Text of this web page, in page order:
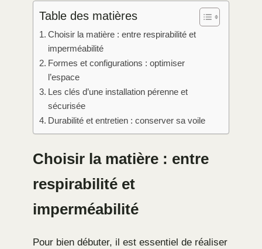
Table des matières
Choisir la matière : entre respirabilité et
imperméabilité
Formes et configurations : optimiser
l’espace
Les clés d’une installation pérenne et
sécurisée
Durabilité et entretien : conserver sa voile
Choisir la matière : entre
respirabilité et
imperméabilité
Pour bien débuter, il est essentiel de réaliser